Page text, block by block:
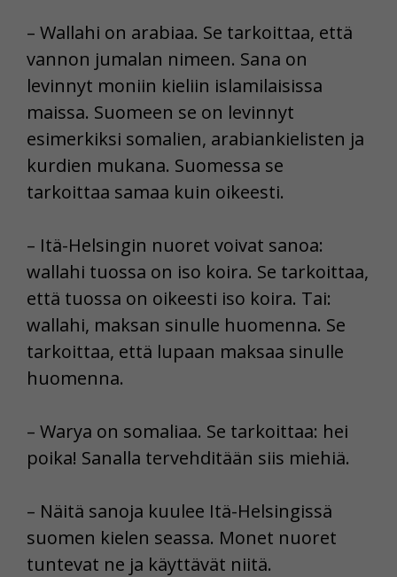
– Wallahi on arabiaa. Se tarkoittaa, että
vannon jumalan nimeen. Sana on
levinnyt moniin kieliin islamilaisissa
maissa. Suomeen se on levinnyt
esimerkiksi somalien, arabiankielisten ja
kurdien mukana. Suomessa se
tarkoittaa samaa kuin oikeesti.
– Itä-Helsingin nuoret voivat sanoa:
wallahi tuossa on iso koira. Se tarkoittaa,
että tuossa on oikeesti iso koira. Tai:
wallahi, maksan sinulle huomenna. Se
tarkoittaa, että lupaan maksaa sinulle
huomenna.
– Warya on somaliaa. Se tarkoittaa: hei
poika! Sanalla tervehditään siis miehiä.
– Näitä sanoja kuulee Itä-Helsingissä
suomen kielen seassa. Monet nuoret
tuntevat ne ja käyttävät niitä.